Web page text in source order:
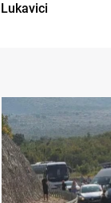
Lukavici